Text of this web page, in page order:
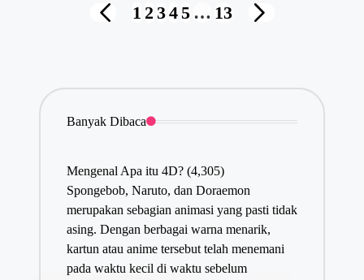
NavigasiPREVIOUS
1 2 345 … 13
Banyak Dibaca
Mengenal Apa itu 4D? (4,305)
Spongebob, Naruto, dan Doraemon
merupakan sebagian animasi yang pasti tidak
asing. Dengan berbagai warna menarik,
kartun atau anime tersebut telah menemani
pada waktu kecil di waktu sebelum